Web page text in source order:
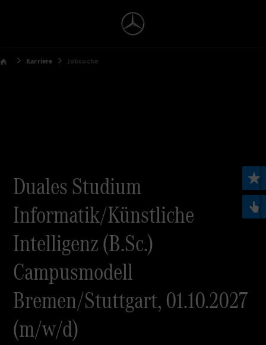
Karriere Jobsuche
Duales Studium
Informatik/Künstliche
Intelligenz (B.Sc.)
Campusmodell
Bremen/Stuttgart, 01.10.2027
(m/w/d)